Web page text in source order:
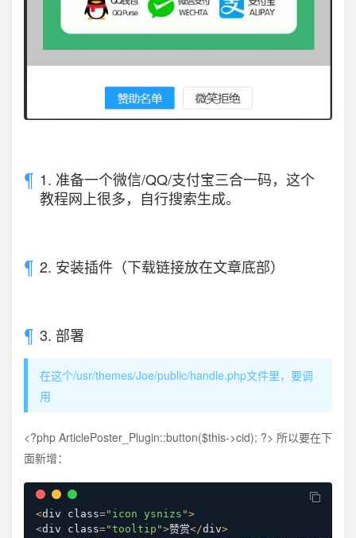
1. 准备一个微信/QQ/支付宝三合一码，这个
教程网上很多，自行搜索生成。
2. 安装插件（下载链接放在文章底部）
3. 部署
在这个/usr/themes/Joe/public/handle.php文件里，要调
用
<?php ArticlePoster_Plugin::button($this->cid); ?> 所以要在下
面新增：
<div class="icon ysnizs">
<div class="tooltip">赞赏</div>